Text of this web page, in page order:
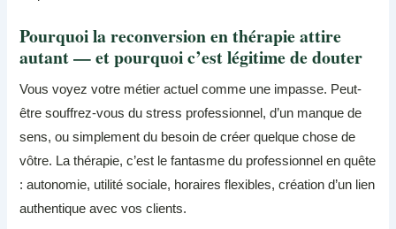
Pourquoi la reconversion en thérapie attire
autant — et pourquoi c’est légitime de douter
Vous voyez votre métier actuel comme une impasse. Peut-
être souffrez-vous du stress professionnel, d’un manque de
sens, ou simplement du besoin de créer quelque chose de
vôtre. La thérapie, c’est le fantasme du professionnel en quête
: autonomie, utilité sociale, horaires flexibles, création d’un lien
authentique avec vos clients.